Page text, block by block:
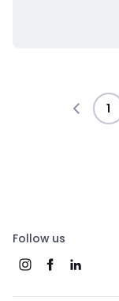
1
Follow us